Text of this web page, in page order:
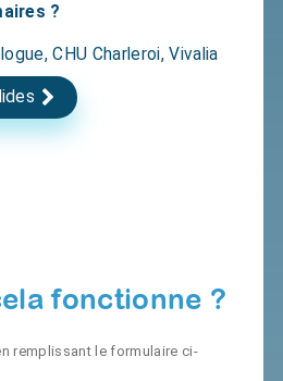
?
CHU Charleroi, Vivalia
fonctionne ?
remplissant le formulaire ci-